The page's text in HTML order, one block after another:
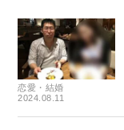
恋愛・結婚
2024.08.11